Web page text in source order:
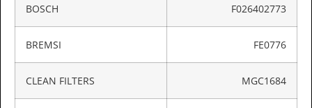
BOSCH F026402773
BREMSI FE0776
CLEAN FILTERS MGC1684